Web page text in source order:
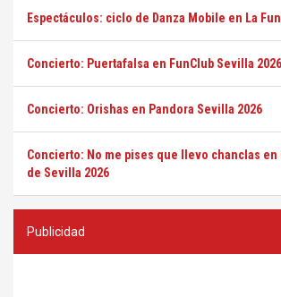
Espectáculos: ciclo de Danza Mobile en La
Concierto: Puertafalsa en FunClub Sevilla 2026
Concierto: Orishas en Pandora Sevilla 2026
Concierto: No me pises que llevo chanclas en
de Sevilla 2026
Publicidad